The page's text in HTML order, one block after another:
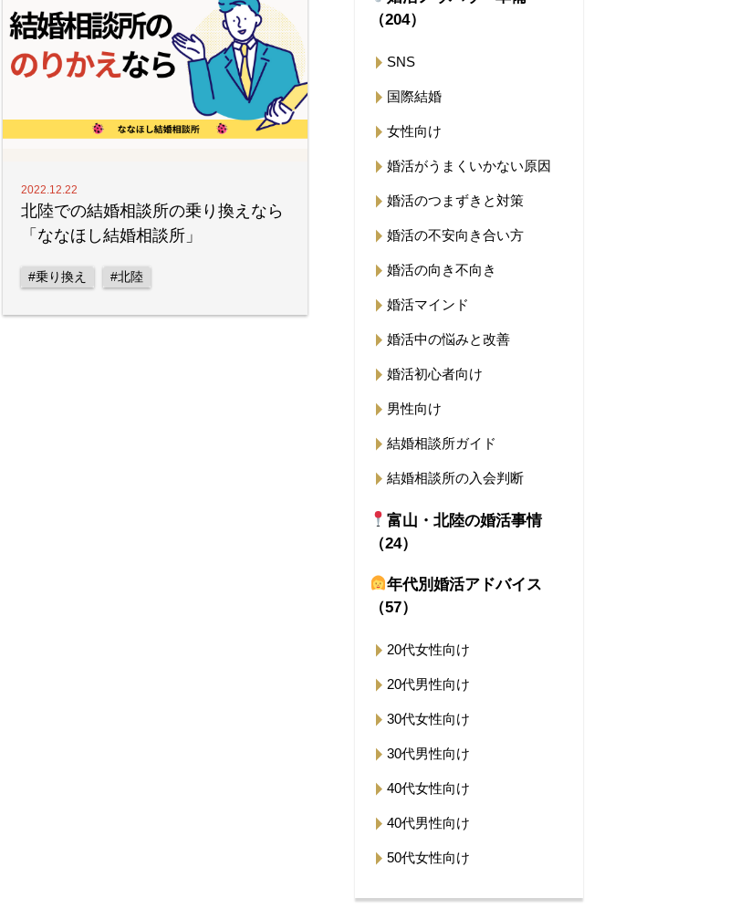
2022.12.22
北陸での結婚相談所の乗り換えなら
「ななほし結婚相談所」
#乗り換え #北陸
（204）
SNS
国際結婚
女性向け
婚活がうまくいかない原因
婚活のつまずきと対策
婚活の不安向き合い方
婚活の向き不向き
婚活マインド
婚活中の悩みと改善
婚活初心者向け
男性向け
結婚相談所ガイド
結婚相談所の入会判断
富山・北陸の婚活事情
（24）
年代別婚活アドバイス
（57）
20代女性向け
20代男性向け
30代女性向け
30代男性向け
40代女性向け
40代男性向け
50代女性向け